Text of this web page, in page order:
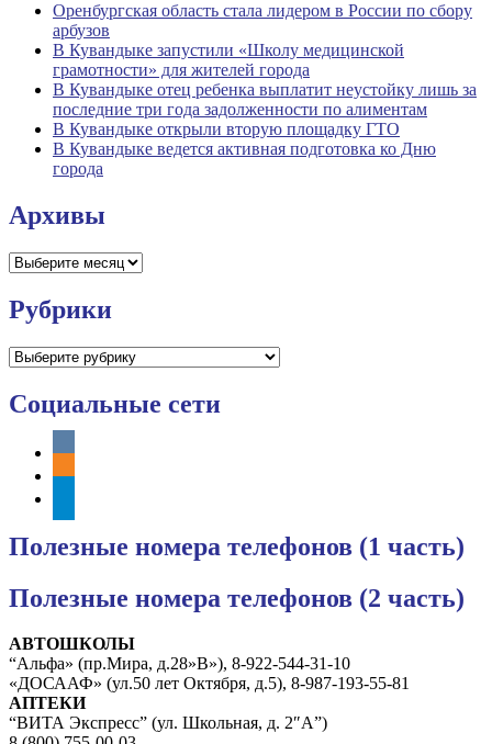
Оренбургская область стала лидером в России по сбору
арбузов
В Кувандыке запустили «Школу медицинской
грамотности» для жителей города
В Кувандыке отец ребенка выплатит неустойку лишь за
последние три года задолженности по алиментам
В Кувандыке открыли вторую площадку ГТО
В Кувандыке ведется активная подготовка ко Дню
города
Архивы
Архивы
Рубрики
Рубрики
Социальные сети
vkontakte
odnoklassniki
Полезные номера телефонов (1 часть)
Полезные номера телефонов (2 часть)
АВТОШКОЛЫ
“Альфа» (пр.Мира, д.28»В»), 8-922-544-31-10
«ДОСААФ» (ул.50 лет Октября, д.5), 8-987-193-55-81
АПТЕКИ
“ВИТА Экспресс” (ул. Школьная, д. 2″А”)